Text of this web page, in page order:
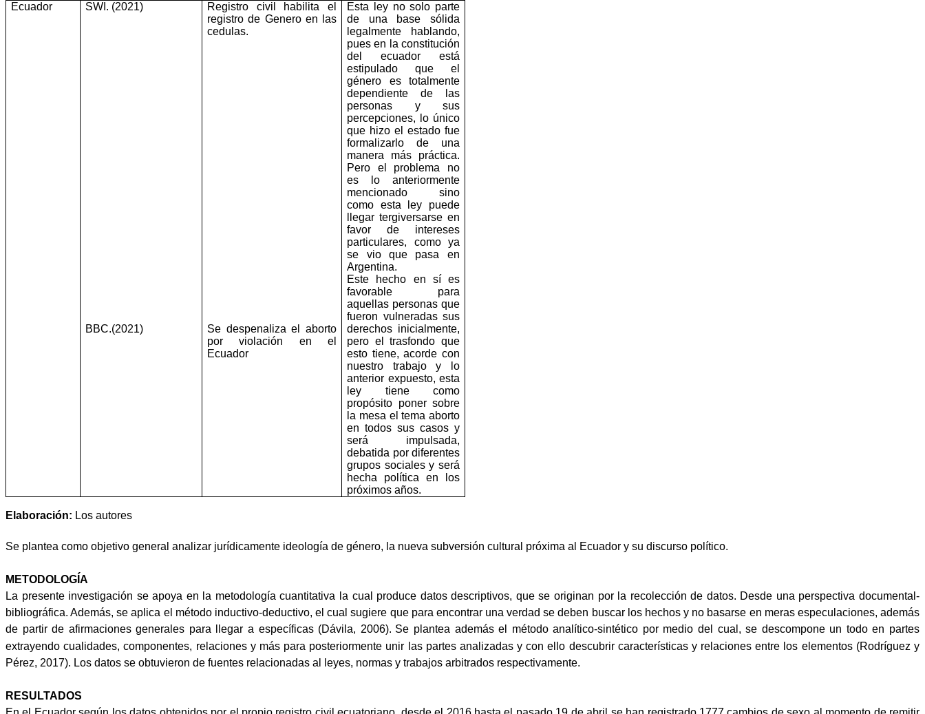
Ecuador
SWI. (2021)
BBC.(2021)
Registro civil habilita el
registro de Genero en las
cedulas.
Se despenaliza el aborto
por violación en el
Ecuador
Esta ley no solo parte
de una base sólida
legalmente hablando,
pues en la constitución
del ecuador está
estipulado que el
género es totalmente
dependiente de las
personas y sus
percepciones, lo único
que hizo el estado fue
formalizarlo de una
manera más práctica.
Pero el problema no
es lo anteriormente
mencionado sino
como esta ley puede
llegar tergiversarse en
favor de intereses
particulares, como ya
se vio que pasa en
Argentina.
Este hecho en sí es
favorable para
aquellas personas que
fueron vulneradas sus
derechos inicialmente,
pero el trasfondo que
esto tiene, acorde con
nuestro trabajo y lo
anterior expuesto, esta
ley tiene como
propósito poner sobre
la mesa el tema aborto
en todos sus casos y
será impulsada,
debatida por diferentes
grupos sociales y será
hecha política en los
próximos años.
Elaboración: Los autores
Se plantea como objetivo general analizar jurídicamente ideología de género, la nueva subversión cultural próxima al Ecuador y su discurso político.
METODOLOGÍA
La presente investigación se apoya en la metodología cuantitativa la cual produce datos descriptivos, que se originan por la recolección de datos. Desde una perspectiva documental-
bibliográfica. Además, se aplica el método inductivo-deductivo, el cual sugiere que para encontrar una verdad se deben buscar los hechos y no basarse en meras especulaciones, además
de partir de afirmaciones generales para llegar a específicas (Dávila, 2006). Se plantea además el método analítico-sintético por medio del cual, se descompone un todo en partes
extrayendo cualidades, componentes, relaciones y más para posteriormente unir las partes analizadas y con ello descubrir características y relaciones entre los elementos (Rodríguez y
Pérez, 2017). Los datos se obtuvieron de fuentes relacionadas al leyes, normas y trabajos arbitrados respectivamente.
RESULTADOS